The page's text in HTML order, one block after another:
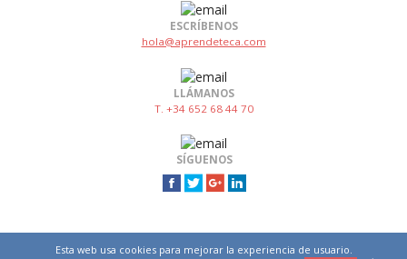
ESCRÍBENOS
hola@aprendeteca.com
LLÁMANOS
T. +34 652 68 44 70
SÍGUENOS
Esta web usa cookies para mejorar la experiencia de usuario.